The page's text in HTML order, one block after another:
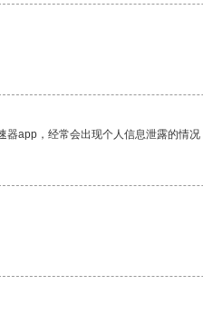
app，经常会出现个人信息泄露的情况